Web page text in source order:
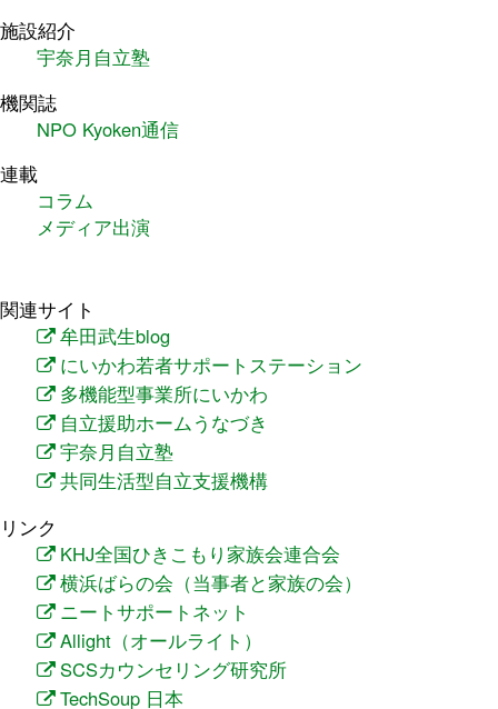
施設紹介
宇奈月自立塾
機関誌
NPO Kyoken通信
連載
コラム
メディア出演
関連サイト
牟田武生blog
にいかわ若者サポートステーション
多機能型事業所にいかわ
自立援助ホームうなづき
宇奈月自立塾
共同生活型自立支援機構
リンク
KHJ全国ひきこもり家族会連合会
横浜ばらの会（当事者と家族の会）
ニートサポートネット
Allight（オールライト）
SCSカウンセリング研究所
TechSoup 日本